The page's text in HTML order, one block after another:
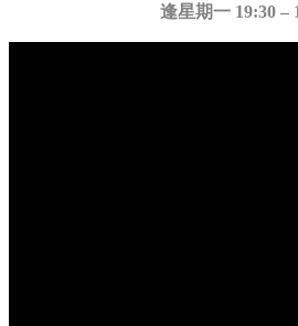
逢星期一 19:30 –